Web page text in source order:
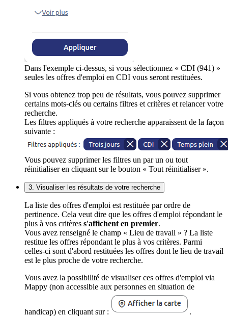
Dans l'exemple ci-dessus, si vous sélectionnez « CDI (941) »
seules les offres d'emploi en CDI vous seront restituées.
Si vous obtenez trop peu de résultats, vous pouvez supprimer
certains mots-clés ou certains filtres et critères et relancer votre
recherche.
Les filtres appliqués à votre recherche apparaissent de la façon
suivante :
Vous pouvez supprimer les filtres un par un ou tout
réinitialiser en cliquant sur le bouton « Tout réinitialiser ».
3. Visualiser les résultats de votre recherche
La liste des offres d'emploi est restituée par ordre de
pertinence. Cela veut dire que les offres d'emploi répondant le
plus à vos critères s'affichent en premier.
Vous avez renseigné le champ « Lieu de travail » ? La liste
restitue les offres répondant le plus à vos critères. Parmi
celles-ci sont d'abord restituées les offres dont le lieu de travail
est le plus proche de votre recherche.
Vous avez la possibilité de visualiser ces offres d'emploi via
Mappy (non accessible aux personnes en situation de
handicap) en cliquant sur :
.